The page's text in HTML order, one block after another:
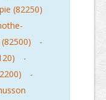
(82250)
-
-
-